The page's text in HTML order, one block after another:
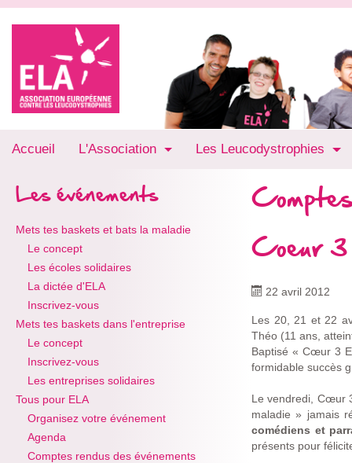
Accueil L'Association Les Leucodystrophies
Les événements
Mets tes baskets et bats la maladie
Le concept
Les écoles solidaires
La dictée d'ELA
Inscrivez-vous
Mets tes baskets dans l'entreprise
Le concept
Inscrivez-vous
Les entreprises solidaires
Tous pour ELA
Organisez votre événement
Agenda
Comptes rendus des événements
Coeur
22 avril 2012
Les 20, 21 et 22
Théo (11 ans,
Baptisé « Cœur 3
formidable succès
Le vendredi, Cœur
maladie » jamais
comédiens et
présents pour